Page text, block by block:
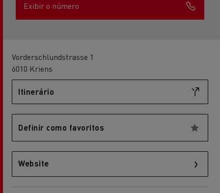
Exibir o número
Vorderschlundstrasse 1
6010 Kriens
Itinerário
Definir como favoritos
Website